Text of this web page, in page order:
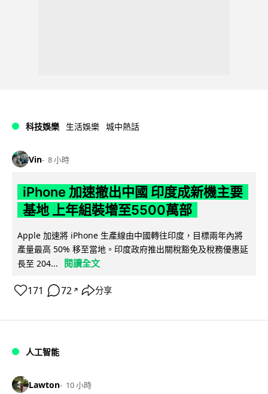
科技娛樂 生活娛樂 城中熱話
Vin 8 小時
iPhone 加速撤出中國 印度成新機主要
基地 上年組裝增至5500萬部
Apple 加速將 iPhone 生產線由中國轉往印度，目標兩年內將
產量最高 50% 移至當地。印度政府推出關稅豁免及稅務優惠延
長至 204...
閱讀全文
171 72 ↗ 分享
人工智能
Lawton 10 小時